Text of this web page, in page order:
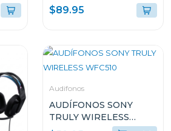
Q45 CANCELACIÓN DE
RUIDO Y LARGA
$89.95
Audifonos
AUDÍFONOS SONY
TRULY WIRELESS